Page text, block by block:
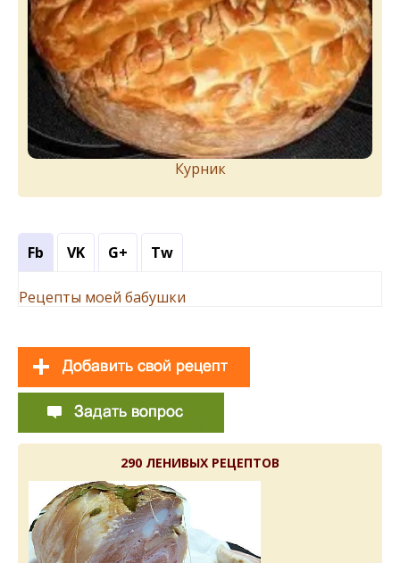
Курник
Fb VK G+ Tw
Рецепты моей бабушки
290 ЛЕНИВЫХ РЕЦЕПТОВ